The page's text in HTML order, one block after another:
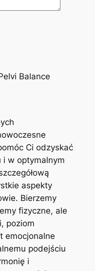
Ci odzyskać
i w optymalnym
aspekty
Bierzemy
fizyczne, ale
poziom
emocjonalne
podejściu
i